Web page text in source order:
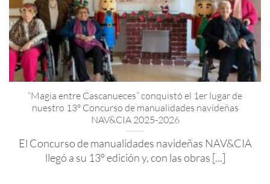
“Magia entre Cascanueces” conquistó el 1er lugar de
nuestro 13º Concurso de manualidades navideñas
NAV&CIA 2025-2026
El Concurso de manualidades navideñas NAV&CIA
llegó a su 13º edición y, con las obras [...]